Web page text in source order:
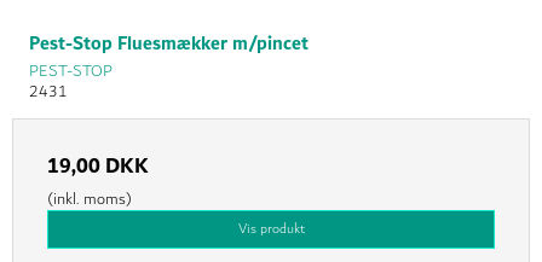
Pest-Stop Fluesmækker m/pincet
PEST-STOP
2431
19,00 DKK
(inkl. moms)
Vis produkt